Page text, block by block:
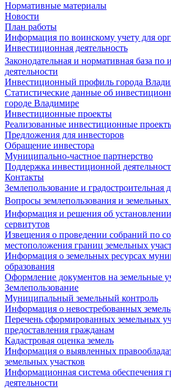
Нормативные материалы
Новости
План работы
Информация по воинскому учету для
Инвестиционная деятельность
Законодательная и нормативная база по
деятельности
Инвестиционный профиль города
Статистические данные об
городе Владимире
Инвестиционные проекты
Реализованные инвестиционные
Предложения для инвесторов
Обращение инвестора
Муниципально-частное партнерство
Поддержка инвестиционной
Контакты
Землепользование и градостроительная
Вопросы землепользования и
Информация и решения об
сервитутов
Извещения о проведении собраний по
местоположения границ земельных
Информация о земельных ресурсах
образования
Оформление документов на земельные
Землепользование
Муниципальный земельный контроль
Информация о невостребованных
Перечень сформированных земельных
предоставления гражданам
Кадастровая оценка земель
Информация о выявленных
земельных участков
Информационная система обеспечения
деятельности